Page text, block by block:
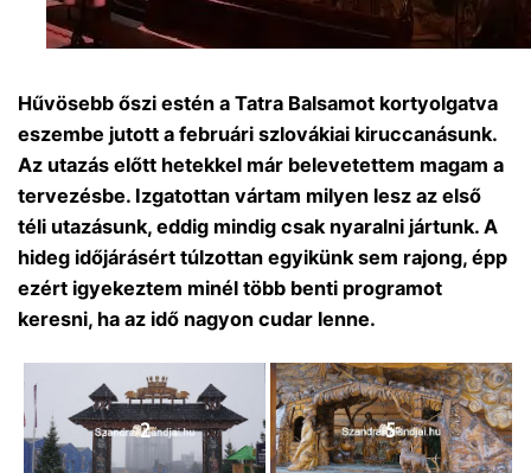
Hűvösebb őszi estén a Tatra Balsamot kortyolgatva
eszembe jutott a februári szlovákiai kiruccanásunk.
Az utazás előtt hetekkel már belevetettem magam a
tervezésbe. Izgatottan vártam milyen lesz az első
téli utazásunk, eddig mindig csak nyaralni jártunk. A
hideg időjárásért túlzottan egyikünk sem rajong, épp
ezért igyekeztem minél több benti programot
keresni, ha az idő nagyon cudar lenne.
2 5